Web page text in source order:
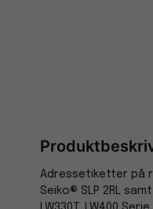
Adressetiketter på
Seiko® SLP 2RL